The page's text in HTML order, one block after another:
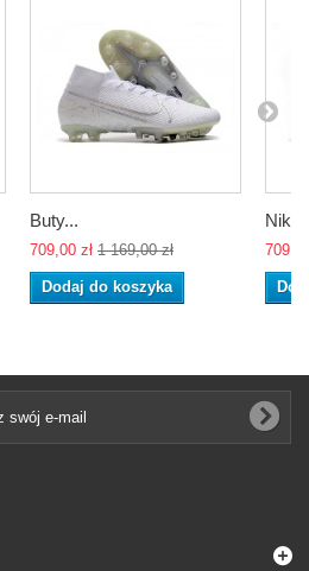
Buty...
709,00 zł 1 169,00 zł
Dodaj do koszyka